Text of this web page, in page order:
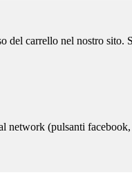
carrello nel nostro sito.
(pulsanti